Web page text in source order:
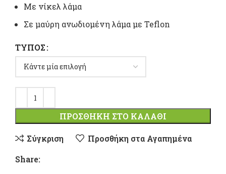
13,20 €
Με νίκελ λάμα
Σε μαύρη ανωδιoμένη λάμα με Teflon
ΤΎΠΟΣ
ΠΡΟΣΘΉΚΗ ΣΤΟ ΚΑΛΆΘΙ
Σύγκριση
Προσθήκη στα Αγαπημένα
Share: